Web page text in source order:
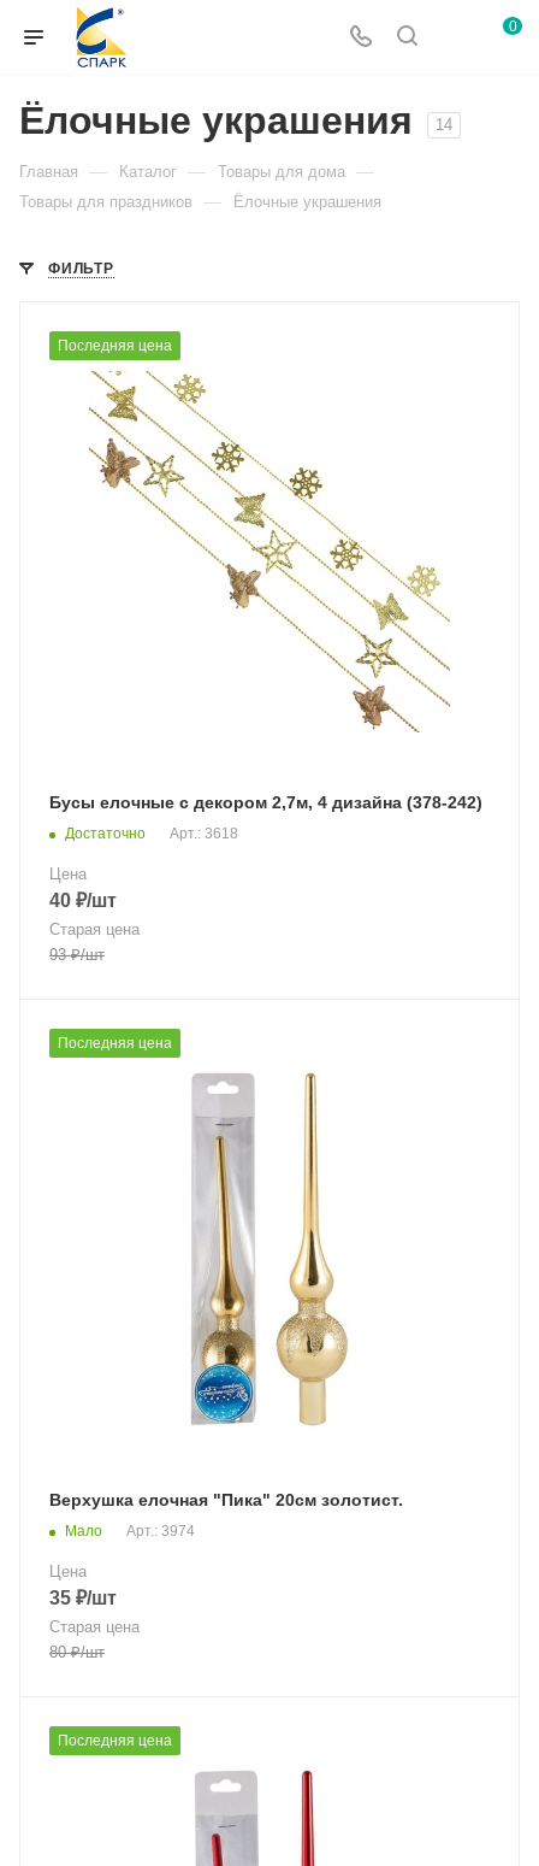
0
Ёлочные украшения 14
Главная — Каталог — Товары для дома —
Товары для праздников — Ёлочные украшения
ФИЛЬТР
Последняя цена
Бусы елочные с декором 2,7м, 4 дизайна (378-242)
Достаточно Арт.: 3618
Цена
40 ₽/шт
Старая цена
93₽/шт
Последняя цена
Верхушка елочная "Пика" 20см золотист.
Мало Арт.: 3974
Цена
35 ₽/шт
Старая цена
80₽/шт
Последняя цена